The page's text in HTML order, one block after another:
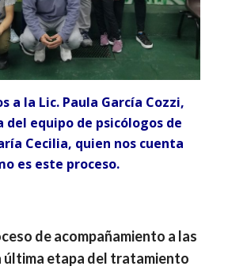
a la Lic. Paula García Cozzi,
del equipo de psicólogos de
Cecilia, quien nos cuenta
es este proceso.
de acompañamiento a las
última etapa del tratamiento